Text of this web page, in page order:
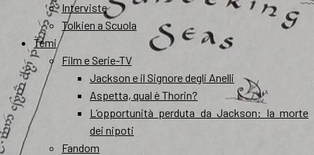
Interviste
Tolkien a Scuola
Temi
Film e Serie-TV
Jackson e il Signore degli Anelli
Aspetta, qual è Thorin?
L’opportunità perduta da Jackson: la morte
dei nipoti
Fandom